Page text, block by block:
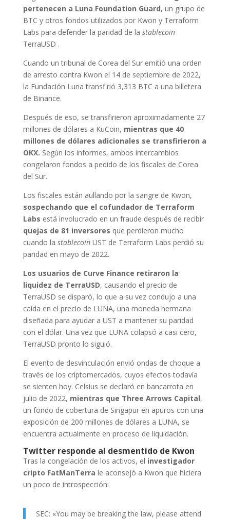
pertenecen a Luna Foundation Guard, un grupo de
BTC y otros fondos utilizados por Kwon y Terraform
Labs para defender la paridad de la stablecoin
TerraUSD .
Cuando un tribunal de Corea del Sur emitió una orden
de arresto contra Kwon el 14 de septiembre de 2022,
la Fundación Luna transfirió 3,313 BTC a una billetera
de Binance.
Después de eso, se transfirieron aproximadamente 27
millones de dólares a KuCoin, mientras que 40
millones de dólares adicionales se transfirieron a
OKX. Según los informes, ambos intercambios
congelaron fondos a pedido de los fiscales de Corea
del Sur.
Los fiscales están aullando por la sangre de Kwon,
sospechando que el cofundador de Terraform
Labs está involucrado en un fraude después de recibir
quejas de 81 inversores que perdieron mucho
cuando la stablecoinUST de Terraform Labs perdió su
paridad en mayo de 2022.
Los usuarios de Curve Finance retiraron la
liquidez de TerraUSD, causando el precio de
TerraUSD se disparó, lo que a su vez condujo a una
caída en el precio de LUNA, una moneda hermana
diseñada para ayudar a UST a mantener su paridad
con el dólar. Una vez que LUNA colapsó a casi cero,
TerraUSD pronto lo siguió.
El evento de desvinculación envió ondas de choque a
través de los criptomercados, cuyos efectos todavía
se sienten hoy. Celsius se declaró en bancarrota en
julio de 2022, mientras que Three Arrows Capital,
un fondo de cobertura de Singapur en apuros con una
exposición de 200 millones de dólares a LUNA, se
encuentra actualmente en proceso de liquidación.
Twitter responde al desmentido de Kwon
Tras la congelación de los activos, el investigador
cripto FatManTerra le aconsejó a Kwon que hiciera
un poco de introspección:
SEC: «You may be breaking the law, please attend